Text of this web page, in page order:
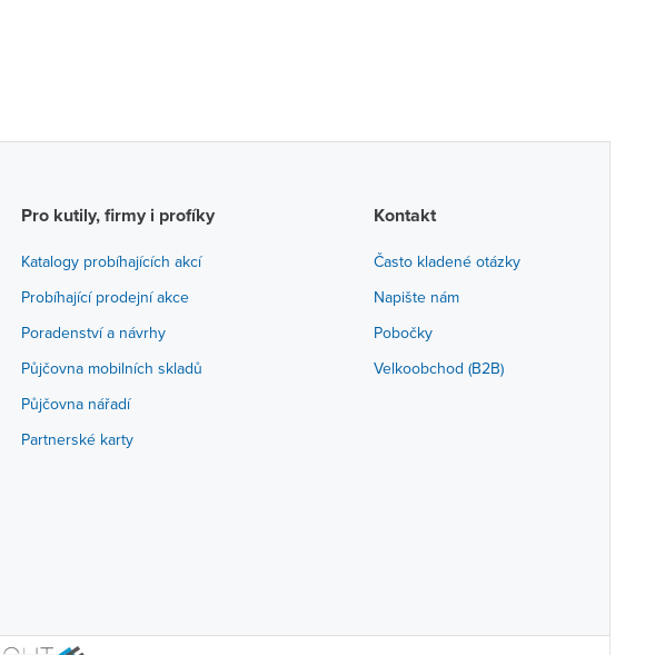
Pro kutily, firmy i profíky
Katalogy probíhajících akcí
Probíhající prodejní akce
Poradenství a návrhy
Půjčovna mobilních skladů
Půjčovna nářadí
Partnerské karty
Kontakt
Často kladené otázky
Napište nám
Pobočky
Velkoobchod (B2B)